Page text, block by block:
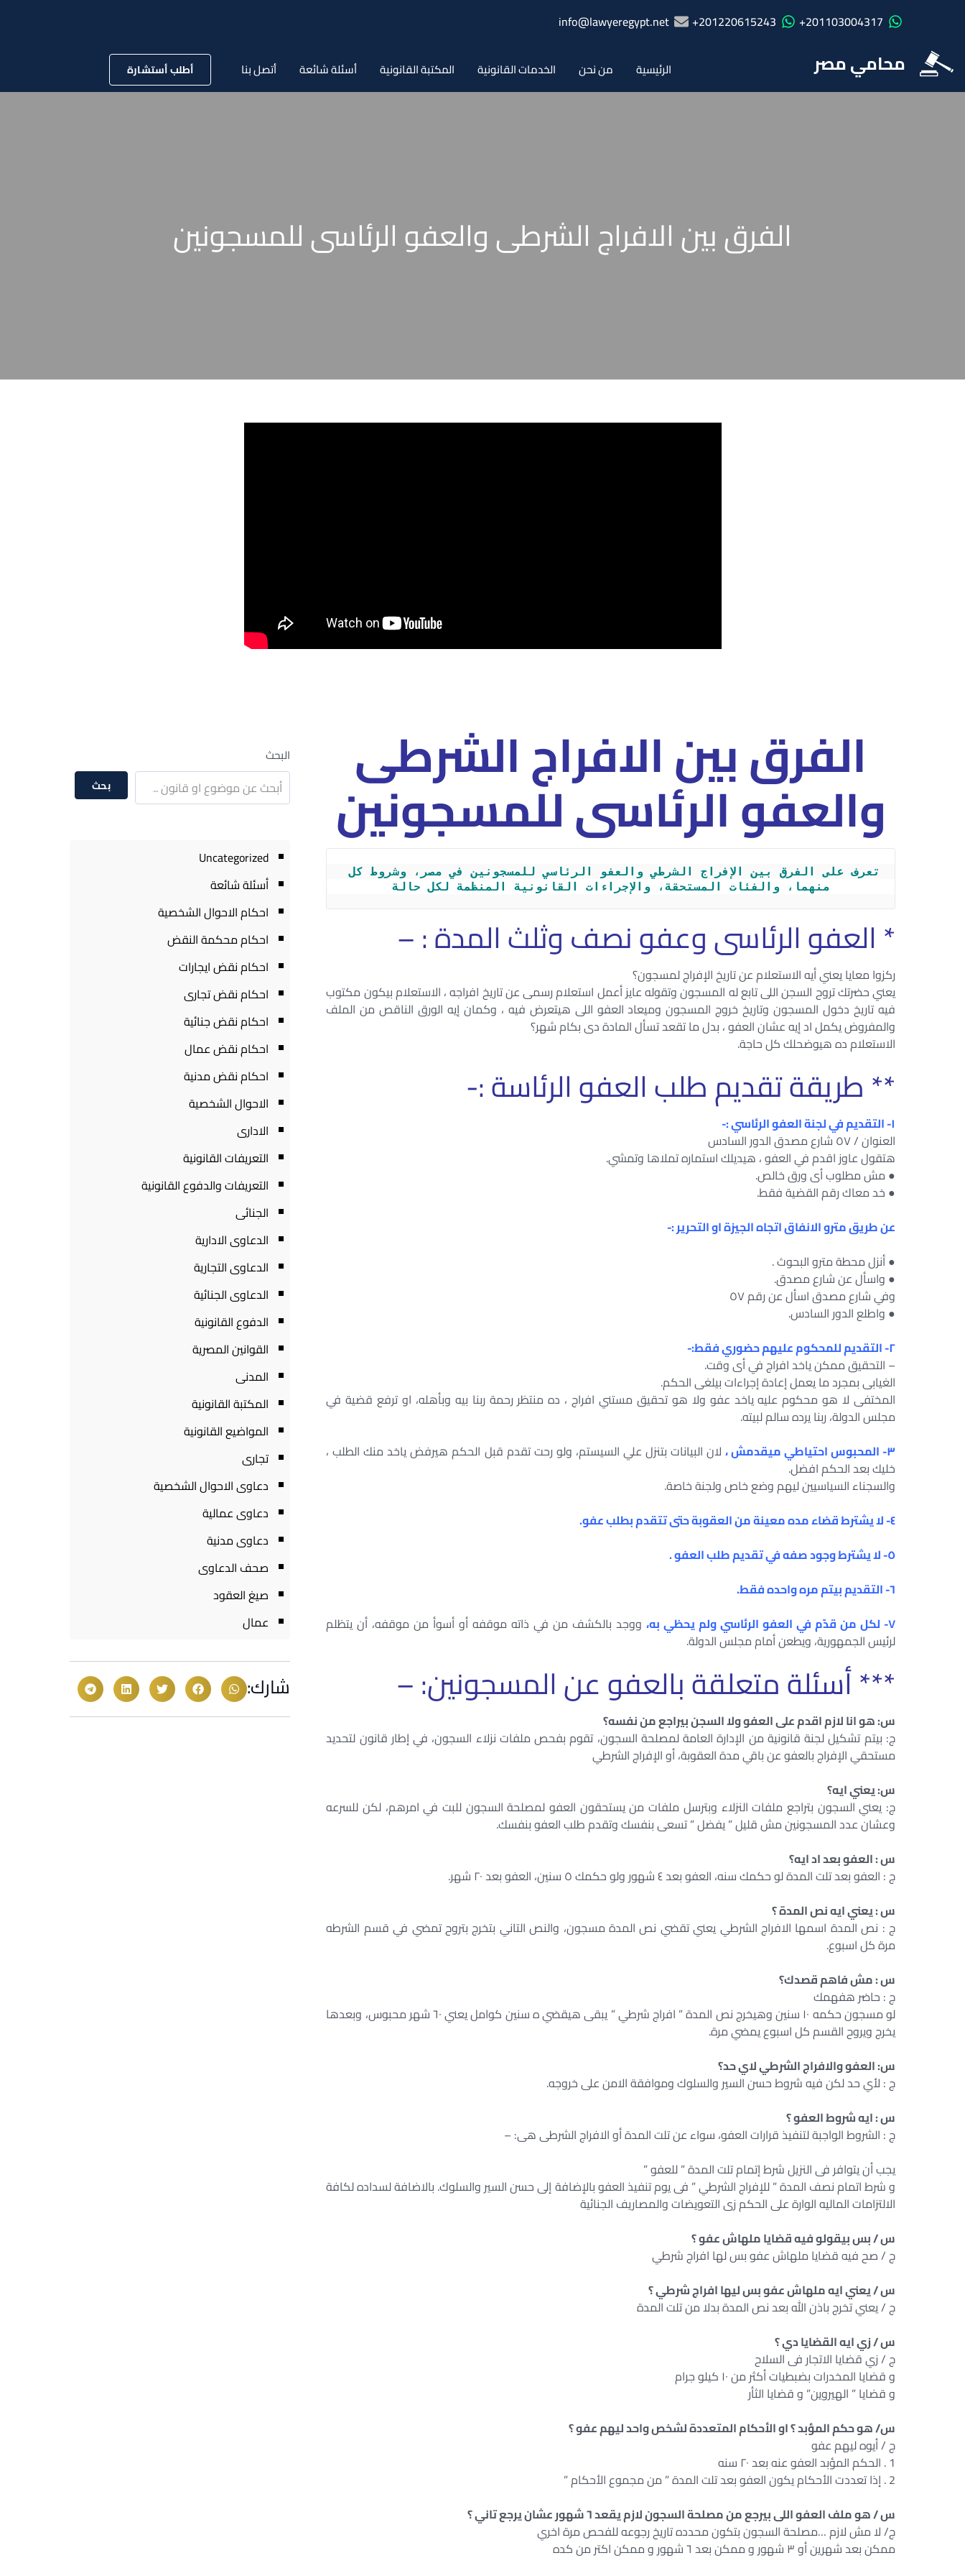
201103004317+
201220615243+
info@lawyeregypt.net
محامي مصر الرئيسية من نحن الخدمات القانونية المكتبة القانونية أسئلة شائعة أتصل بنا أطلب أستشارة
الفرق بين الافراج الشرطى والعفو الرئاسى للمسجونين
الفرق بين الافراج الشرطى
والعفو الرئاسى للمسجونين
تعرف على الفرق بين الإفراج الشرطي والعفو الرئاسي للمسجونين في مصر، وشروط كل
منهما، والفئات المستحقة، والإجراءات القانونية المنظمة لكل حالة
* العفو الرئاسى وعفو نصف وثلث المدة : –
ركزوا معايا يعني أيه الاستعلام عن تاريخ الإفراج لمسجون؟
يعني حضرتك تروح السجن اللى تابع له المسجون وتقوله عايز أعمل استعلام رسمى عن تاريخ افراجه ، الاستعلام بيكون مكتوب
فيه تاريخ دخول المسجون وتاريخ خروج المسجون وميعاد العفو اللى هيتعرض فيه ، وكمان إيه الورق الناقص من الملف
والمفروض يكمل اد إيه عشان العفو ، بدل ما تقعد تسأل المادة دى بكام شهر؟
الاستعلام ده هيوضحلك كل حاجة.
** طريقة تقديم طلب العفو الرئاسة :-
١- التقديم في لجنة العفو الرئاسي :-
العنوان / ٥٧ شارع مصدق الدور السادس
هتقول عاوز اقدم في العفو ، هيديلك استماره تملاها وتمشي.
● مش مطلوب أى ورق خالص.
● خد معاك رقم القضية فقط.
عن طريق مترو الانفاق اتجاه الجيزة او التحرير :-
● أنزل محطة مترو البحوث .
● واسأل عن شارع مصدق.
وفي شارع مصدق اسأل عن رقم ٥٧
● واطلع الدور السادس.
٢- التقديم للمحكوم عليهم حضوري فقط:-
– التحقيق ممكن ياخد افراج في أى وقت.
الغيابى بمجرد ما يعمل إعادة إجراءات بيلغى الحكم.
المختفى لا هو محكوم عليه ياخد عفو ولا هو تحقيق مستني افراج ، ده منتظر رحمة ربنا بيه وبأهله، او ترفع قضية في
مجلس الدولة، ربنا يرده سالم لبيته.
٣- المحبوس احتياطي ميقدمش ،
لان البيانات بتنزل علي السيستم، ولو رحت تقدم قبل الحكم هيرفض ياخد منك الطلب ،
خليك بعد الحكم افضل.
والسجناء السياسيين ليهم وضع خاص ولجنة خاصة.
٤- لا يشترط قضاء مده معينة من العقوبة حتى تتقدم بطلب عفو.
٥- لا يشترط وجود صفه في تقديم طلب العفو .
٦- التقديم بيتم مره واحده فقط.
٧- لكل من قدّم في العفو الرئاسي ولم يحظي به،
ووجد بالكشف من في ذاته موقفه أو أسوأ من موقفه، أن يتظلم
لرئيس الجمهورية، ويطعن أمام مجلس الدولة.
*** أسئلة متعلقة بالعفو عن المسجونين: –
س: هو انا لازم اقدم على العفو ولا السجن بيراجع من نفسه؟
ج: بيتم تشكيل لجنة قانونية من الإدارة العامة لمصلحة السجون، تقوم بفحص ملفات نزلاء السجون، في إطار قانون لتحديد
مستحقي الإفراج بالعفو عن باقي مدة العقوبة، أو الإفراج الشرطي
س: يعني ايه؟
ج: يعني السجون بتراجع ملفات النزلاء وبترسل ملفات من يستحقون العفو لمصلحة السجون للبت في امرهم، لكن للسرعه
وعشان عدد المسجونين مش قليل ” يفضل ” تسعى بنفسك وتقدم طلب العفو بنفسك.
س : العفو بعد اد ايه؟
ج : العفو بعد تلت المدة لو حكمك سنه، العفو بعد ٤ شهور ولو حكمك ٥ سنين، العفو بعد ٢٠ شهر.
س : يعني ايه نص المدة ؟
ج : نص المدة اسمها الافراج الشرطي يعني تقضي نص المدة مسجون، والنص التاني بتخرج بتروح تمضي في قسم الشرطه
مرة كل اسبوع.
س : مش فاهم قصدك؟
ج : حاضر هفهمك
لو مسجون حكمه ١٠ سنين وهيخرج نص المدة ” افراج شرطي ” يبقى هيقضي ه سنين كوامل يعني ٦٠ شهر محبوس، وبعدها
يخرج ويروح القسم كل اسبوع يمضي مرة.
س: العفو والافراج الشرطي لاي حد؟
ج : لأي حد لكن فيه شروط حسن السير والسلوك وموافقة الامن على خروجه.
س : ايه شروط العفو ؟
ج : الشروط الواجبة لتنفيذ قرارات العفو، سواء عن تلت المدة أو الافراج الشرطى هى: –
يجب أن يتوافر فى النزيل شرط إتمام تلت المدة ” للعفو ”
و شرط اتمام نصف المدة ” للإفراج الشرطي ” فى يوم تنفيذ العفو بالإضافة إلى حسن السير والسلوك. بالاضافة لسداده لكافة
الالتزامات الماليه الوارة على الحكم زى التعويضات والمصاريف الجنائية
س / بس بيقولو فيه قضايا ملهاش عفو ؟
ج / صح فيه قضايا ملهاش عفو بس لها افراج شرطي
س / يعني ايه ملهاش عفو بس ليها افراج شرطي ؟
ج / يعني تخرج باذن الله بعد نص المدة بدلا من تلت المدة
س / زي ايه القضايا دي ؟
ج / زي قضايا الاتجار فى السلاح
و قضايا المخدرات بضبطيات أكثر من ١٠ كيلو جرام
و قضايا ” الهيروين” و قضايا الثأر
س/ هو حكم المؤبد ؟ او الأحكام المتعددة لشخص واحد ليهم عفو ؟
ج / أيوه ليهم عفو
1 . الحكم المؤبد العفو عنه بعد ٢٠ سنه
2 . إذا تعددت الأحكام يكون العفو بعد تلت المدة ” من مجموع الأحكام ”
س / هو ملف العفو اللى بيرجع من مصلحة السجون لازم يقعد ٦ شهور عشان يرجع تاني ؟
ج/ لا مش لازم …مصلحة السجون بتكون محدده تاريخ رجوعه للفحص مرة اخري
ممكن بعد شهرين أو ٣ شهور و ممكن بعد ٦ شهور و ممكن اكتر من كده
البحث
بحث
Uncategorized
أسئلة شائعة
احكام الاحوال الشخصية
احكام محكمة النقض
احكام نقض ايجارات
احكام نقض تجارى
احكام نقض جنائية
احكام نقض عمال
احكام نقض مدنية
الاحوال الشخصية
الادارى
التعريفات القانونية
التعريفات والدفوع القانونية
الجنائى
الدعاوى الادارية
الدعاوى التجارية
الدعاوى الجنائية
الدفوع القانونية
القوانين المصرية
المدنى
المكتبة القانونية
المواضيع القانونية
تجارى
دعاوى الاحوال الشخصية
دعاوى عمالية
دعاوى مدنية
صحف الدعاوى
صيغ العقود
عمال
شارك: